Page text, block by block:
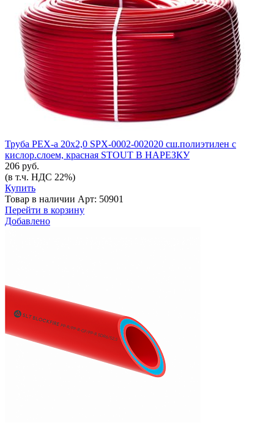
Труба PEX-а 20х2,0 SPX-0002-002020 сш.полиэтилен с
кислор.слоем, красная STOUT В НАРЕЗКУ
206 руб.
(в т.ч. НДС 22%)
Купить
Товар в наличии Арт: 50901
Перейти в корзину
Добавлено